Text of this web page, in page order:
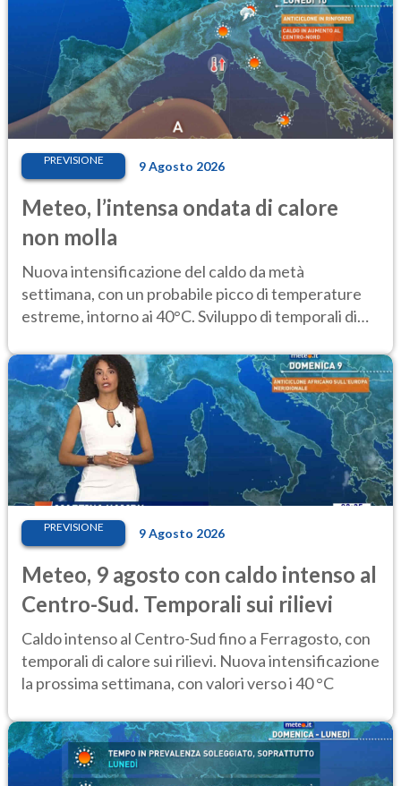
PREVISIONE 9 Agosto 2026
Meteo, l’intensa ondata di calore
non molla
Nuova intensificazione del caldo da metà
settimana, con un probabile picco di temperature
estreme, intorno ai 40°C. Sviluppo di temporali di
PREVISIONE 9 Agosto 2026
Meteo, 9 agosto con caldo intenso al
Centro-Sud. Temporali sui rilievi
Caldo intenso al Centro-Sud fino a Ferragosto, con
temporali di calore sui rilievi. Nuova intensificazione
la prossima settimana, con valori verso i 40 °C